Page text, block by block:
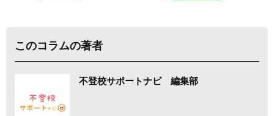
このコラムの著者
不登校サポートナビ 編集部